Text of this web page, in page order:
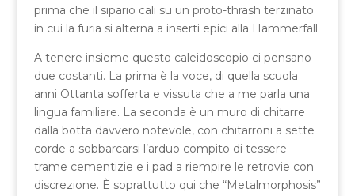
prima che il sipario cali su un proto-thrash terzinato
in cui la furia si alterna a inserti epici alla Hammerfall.
A tenere insieme questo caleidoscopio ci pensano
due costanti. La prima è la voce, di quella scuola
anni Ottanta sofferta e vissuta che a me parla una
lingua familiare. La seconda è un muro di chitarre
dalla botta davvero notevole, con chitarroni a sette
corde a sobbarcarsi l’arduo compito di tessere
trame cementizie e i pad a riempire le retrovie con
discrezione. È soprattutto qui che “Metalmorphosis”